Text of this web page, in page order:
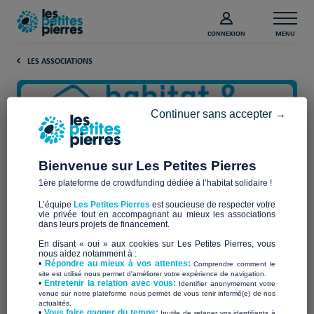
CONNEXION MENU
LES ASSOCIATIONS
Habitat & Humanisme
Sarthe Mayenne
Qui sommes-nous ?
Aujourd’hui, notre associationHabitat et Humanisme
Bienvenue sur Les Petites Pierres
1ère plateforme de crowdfunding dédiée à l’habitat solidaire !
L’équipe Les Petites Pierres est soucieuse de respecter votre
vie privée tout en accompagnant au mieux les associations
dans leurs projets de financement.
En disant « oui » aux cookies sur Les Petites Pierres, vous
nous aidez notamment à :
• Répondre au mieux à vos attentes:Comprendre comment le
site est utilisé nous permet d'améliorer votre expérience de navigation.
•Entretenir la relation avec vous: Identifier anonymement votre
venue sur notre plateforme nous permet de vous tenir informé(e) de nos
actualités.
Continuer sans accepter →